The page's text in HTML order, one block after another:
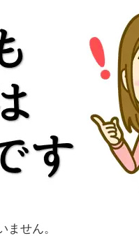
せん。